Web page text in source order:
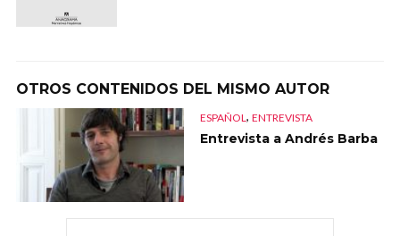
OTROS CONTENIDOS DEL MISMO AUTOR
ESPAÑOL , ENTREVISTA
Entrevista a Andrés Barba